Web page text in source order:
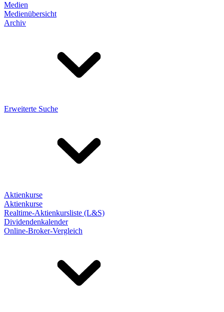
Medien
Medienübersicht
Archiv
Erweiterte Suche
Aktienkurse
Aktienkurse
Realtime-Aktienkursliste (L&S)
Dividendenkalender
Online-Broker-Vergleich